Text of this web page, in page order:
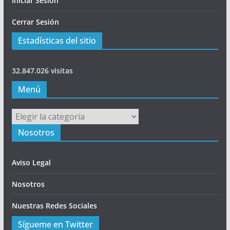
Cerrar Sesión
Estadísticas del sitio
32.847.026 visitas
Menú
Menú
Nosotros
Aviso Legal
Nosotros
Nuestras Redes Sociales
Sígueme en Twitter